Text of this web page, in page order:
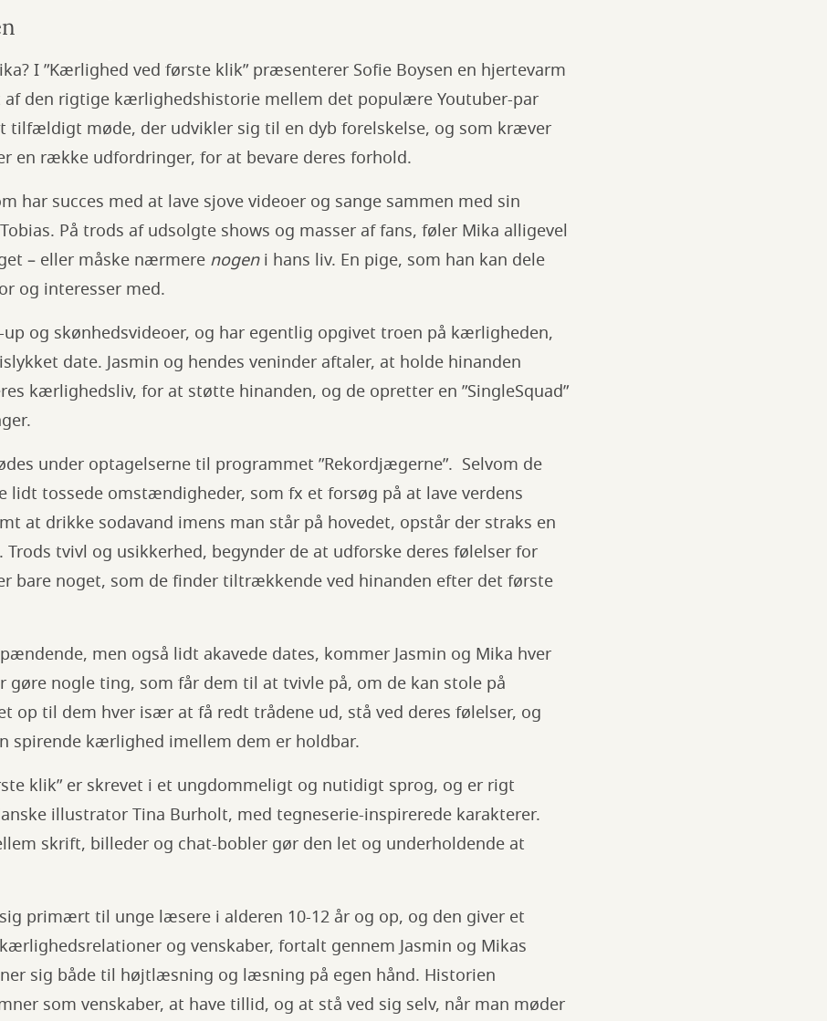
I ”Kærlighed ved første klik” præsenterer Sofie Boysen en hjertevarm
den rigtige kærlighedshistorie mellem det populære Youtuber-par
tilfældigt møde, der udvikler sig til en dyb forelskelse, og som kræver
en række udfordringer, for at bevare deres forhold.
har succes med at lave sjove videoer og sange sammen med sin
På trods af udsolgte shows og masser af fans, føler Mika alligevel
– eller måske nærmere nogeni hans liv. En pige, som han kan dele
og interesser med.
up og skønhedsvideoer, og har egentlig opgivet troen på kærligheden,
date. Jasmin og hendes veninder aftaler, at holde hinanden
kærlighedsliv, for at støtte hinanden, og de opretter en ”SingleSquad”
under optagelserne til programmet ”Rekordjægerne”. Selvom de
lidt tossede omstændigheder, som fx et forsøg på at lave verdens
at drikke sodavand imens man står på hovedet, opstår der straks en
tvivl og usikkerhed, begynder de at udforske deres følelser for
bare noget, som de finder tiltrækkende ved hinanden efter det første
men også lidt akavede dates, kommer Jasmin og Mika hver
nogle ting, som får dem til at tvivle på, om de kan stole på
op til dem hver især at få redt trådene ud, stå ved deres følelser, og
spirende kærlighed imellem dem er holdbar.
klik” er skrevet i et ungdommeligt og nutidigt sprog, og er rigt
illustrator Tina Burholt, med tegneserie-inspirerede karakterer.
skrift, billeder og chat-bobler gør den let og underholdende at
primært til unge læsere i alderen 10-12 år og op, og den giver et
og venskaber, fortalt gennem Jasmin og Mikas
sig både til højtlæsning og læsning på egen hånd. Historien
som venskaber, at have tillid, og at stå ved sig selv, når man møder